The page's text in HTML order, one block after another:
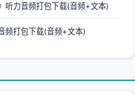
听力音频打包下载(音频+文本)
频打包下载(音频+文本)